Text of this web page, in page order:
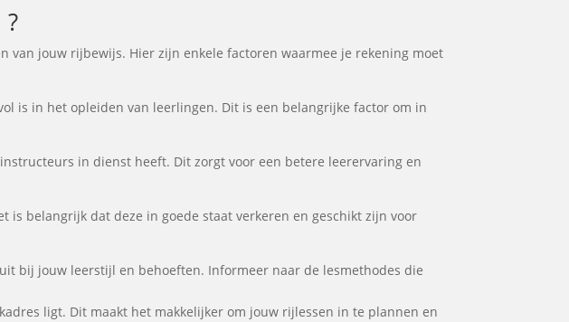
van jouw rijbewijs. Hier zijn enkele factoren waarmee je rekening moet
is in het opleiden van leerlingen. Dit is een belangrijke factor om in
in dienst heeft. Dit zorgt voor een betere leerervaring en
belangrijk dat deze in goede staat verkeren en geschikt zijn voor
bij jouw leerstijl en behoeften. Informeer naar de lesmethodes die
ligt. Dit maakt het makkelijker om jouw rijlessen in te plannen en